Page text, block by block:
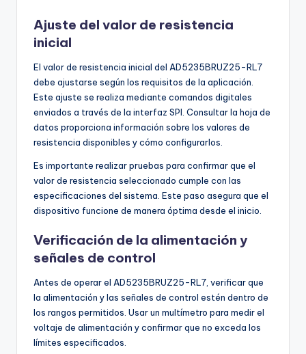
Ajuste del valor de resistencia
inicial
El valor de resistencia inicial del AD5235BRUZ25-RL7
debe ajustarse según los requisitos de la aplicación.
Este ajuste se realiza mediante comandos digitales
enviados a través de la interfaz SPI. Consultar la hoja de
datos proporciona información sobre los valores de
resistencia disponibles y cómo configurarlos.
Es importante realizar pruebas para confirmar que el
valor de resistencia seleccionado cumple con las
especificaciones del sistema. Este paso asegura que el
dispositivo funcione de manera óptima desde el inicio.
Verificación de la alimentación y
señales de control
Antes de operar el AD5235BRUZ25-RL7, verificar que
la alimentación y las señales de control estén dentro de
los rangos permitidos. Usar un multímetro para medir el
voltaje de alimentación y confirmar que no exceda los
límites especificados.